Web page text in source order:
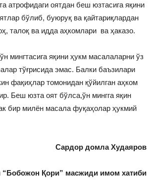
атрофидаги оятдан беш юзтасига яқини
бўлиб, буюруқ ва қайтариқлардан
талоқ ва идда аҳкомлари ва ҳаказо.
мингтасига яқини ҳукм масалаларни ўз
тўғрисида эмас. Балки баъзилари
фақиҳлар томонидан қўйилган аҳком
Беш юзта оят бўлса,ўн мингга яқин
бир милён масала фуқаҳолар ҳукмий
Сардор домла Худаяров
“Бобожон Қори” масжиди имом хатиби